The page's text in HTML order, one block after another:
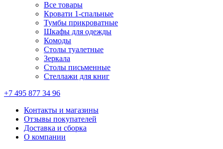
Все товары
Кровати 1-спальные
Тумбы прикроватные
Шкафы для одежды
Комоды
Столы туалетные
Зеркала
Столы письменные
Стеллажи для книг
+7 495 877 34 96
Контакты и магазины
Отзывы покупателей
Доставка и сборка
О компании